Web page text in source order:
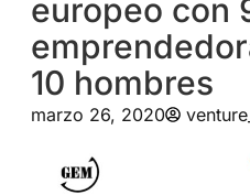
europeo con
10 hombres
marzo 26, 2020